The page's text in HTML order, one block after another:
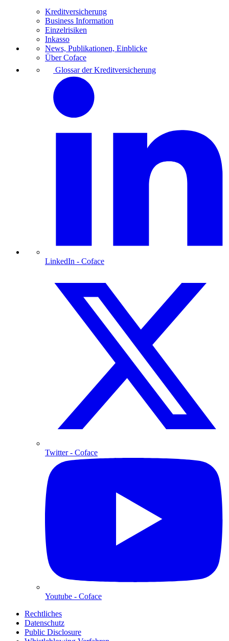
Kreditversicherung
Business Information
Einzelrisiken
Inkasso
News, Publikationen, Einblicke
Über Coface
Glossar der Kreditversicherung
LinkedIn - Coface
Twitter- Coface
Youtube - Coface
Rechtliches
Datenschutz
Public Disclosure